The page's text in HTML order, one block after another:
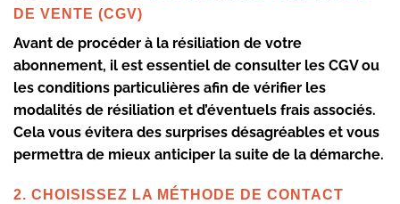
DE VENTE (CGV)
Avant de procéder à la résiliation de votre
abonnement, il est essentiel de consulter les CGV ou
les conditions particulières afin de vérifier les
modalités de résiliation et d’éventuels frais associés.
Cela vous évitera des surprises désagréables et vous
permettra de mieux anticiper la suite de la démarche.
2. CHOISISSEZ LA MÉTHODE DE CONTACT